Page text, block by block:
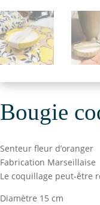
Bougie
Senteur fleur d’oranger
Fabrication Marseillaise
Le coquillage peut-être
Diamètre 15 cm